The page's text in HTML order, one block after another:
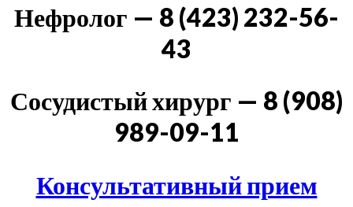
Нефролог — 8 (423) 232-56-
43
Сосудистый хирург — 8 (908)
989-09-11
Консультативный прием